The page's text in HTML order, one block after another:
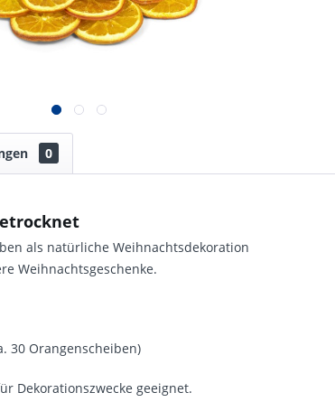
0
als natürliche Weihnachtsdekoration
Weihnachtsgeschenke.
30 Orangenscheiben)
Dekorationszwecke geeignet.